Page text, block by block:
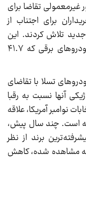
غیرمعمولی تقاضا برای
برای اجتناب از
جدید تلاش کردند. این
افزایش نسبت به فروش گسترده تر خودروهای برقی که ۴۱.۷
تسلا با تقاضای
آنها نسبت به رقبا
نوامبر آمریکا، علاقه
است. چند سال پیش،
برند از نظر
مشاهده شده، کاهش